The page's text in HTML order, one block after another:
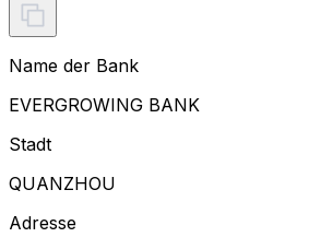
Name der Bank
EVERGROWING BANK
Stadt
QUANZHOU
Adresse